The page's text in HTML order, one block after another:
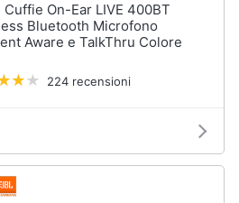
Cuffie On-Ear LIVE 400BT
Bluetooth Microfono
Aware e TalkThru Colore
224 recensioni